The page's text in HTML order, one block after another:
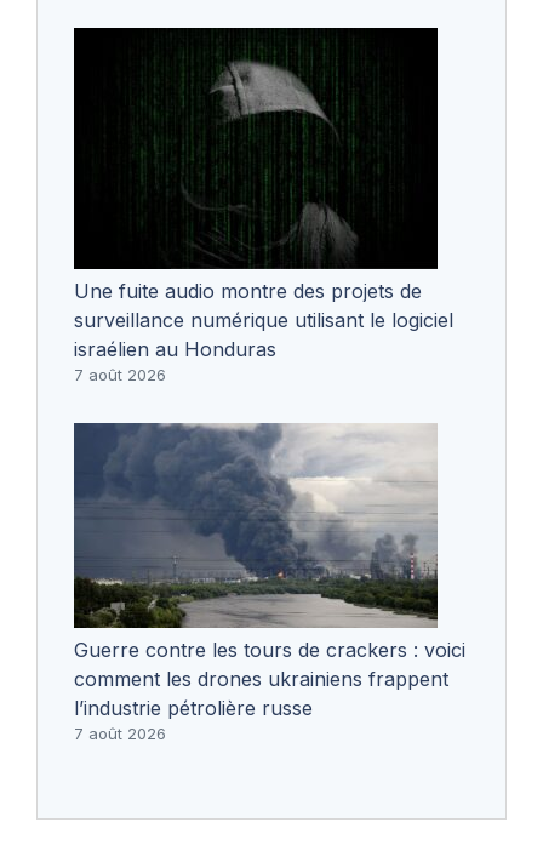
Une fuite audio montre des projets de
surveillance numérique utilisant le logiciel
israélien au Honduras
7 août 2026
Guerre contre les tours de crackers : voici
comment les drones ukrainiens frappent
l’industrie pétrolière russe
7 août 2026